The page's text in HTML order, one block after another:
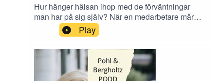
Hur hänger hälsan ihop med de förväntningar
man har på sig själv? När en medarbetare mår
dåligt i sitt arbete läggs ofta skulden på
arbetsgivaren. Vad kan man göra själv för att
arbeta hållbart?Skicka era tankar och synpunkter
om avsnittet till oss på Instagram @tranahjarnan
och @insightcompetence
Play